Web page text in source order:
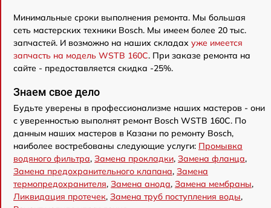
Минимальные сроки выполнения ремонта. Мы большая
сеть мастерских техники Bosch. Мы имеем более 20 тыс.
запчастей. И возможно на наших складах уже имеется
запчасть на модель WSTB 160C. При заказе ремонта на
сайте - предоставляется скидка -25%.
Знаем свое дело
Будьте уверены в профессионализме наших мастеров - они
с уверенностью выполнят ремонт Bosch WSTB 160C. По
данным наших мастеров в Казани по ремонту Bosch,
наиболее востребованы следующие услуги: Промывка
водяного фильтра, Замена прокладки, Замена фланца,
Замена предохранительного клапана, Замена
термопредохранителя, Замена анода, Замена мембраны,
Ликвидация протечек, Замена труб поступления воды,